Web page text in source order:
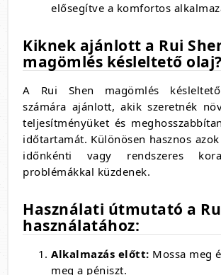
elősegítve a komfortos
Kiknek ajánlott a Rui
magömlés késleltető olaj?
A Rui Shen magömlés
számára ajánlott, akik szeretnék
teljesítményüket és
időtartamát. Különösen hasznos
időnkénti vagy rendszeres
problémákkal küzdenek.
Használati útmutató a
használatához:
Alkalmazás előtt: Mossa meg
meg a péniszt.